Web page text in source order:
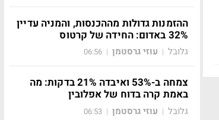
ההזמנות גדולות מההכנסות, והמניה עדיין
32% באדום: החידה של קרטוס
גלובל | עוזי גרסטמן |
06:56
צמחה ב-53% ואיבדה 21% בדקות: מה
באמת קרה בדוח של אפלובין
גלובל | עוזי גרסטמן |
06:53